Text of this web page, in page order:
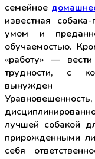
семейное
известная
умом и
обучаемостью.
«работу» —
трудности, с
вынужден
лучшей собакой
прирожденными
себя